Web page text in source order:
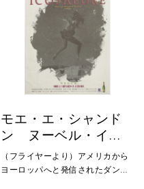
モエ・エ・シャンド
ン ヌーベル・イマ
ージュ イコザエドル
（フライヤーより）アメリカから
ヨーロッパへと発信されたダンス